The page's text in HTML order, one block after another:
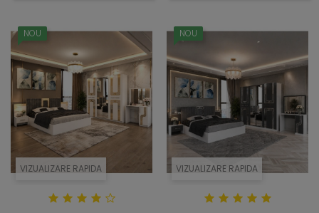
VIZUALIZARE RAPIDA
NOU
VIZUALIZARE RAPIDA
NOU